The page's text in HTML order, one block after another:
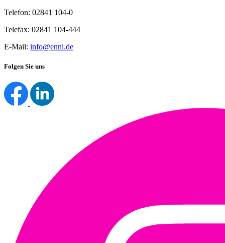
Telefon: 02841 104-0
Telefax: 02841 104-444
E-Mail: info@enni.de
Folgen Sie uns